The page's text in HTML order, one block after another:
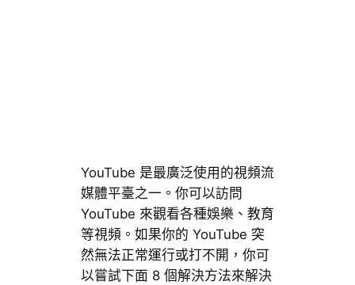
YouTube 是最廣泛使用的視頻流
媒體平臺之一。你可以訪問
YouTube 來觀看各種娛樂、教育
等視頻。如果你的 YouTube 突
然無法正常運行或打不開，你可
以嘗試下面 8 個解決方法來解決